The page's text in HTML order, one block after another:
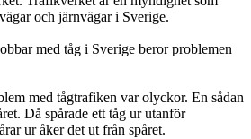
och järnvägar i Sverige.
med tåg i Sverige beror problemen
med tågtrafiken var olyckor. En sådan
Då spårade ett tåg ur utanför
ur åker det ut från spåret.